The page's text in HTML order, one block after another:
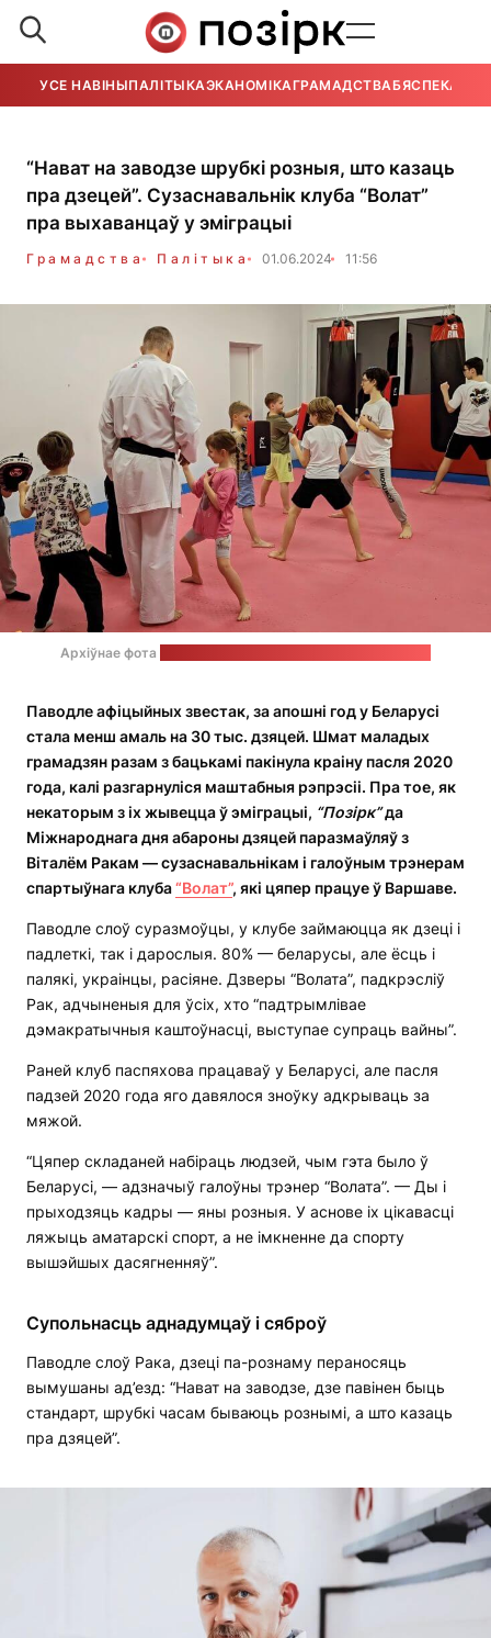
УСЕ НАВІНЫПАЛІТЫКАЭКАНОМІКАГРАМАДСТВАБЯСПЕКА
“Нават на заводзе шрубкі розныя, што казаць
пра дзецей”. Сузаснавальнік клуба “Волат”
пра выхаванцаў у эміграцыі
Грамадства Палітыка 01.06.2024 11:56
Архіўнае фота
Паводле афіцыйных звестак, за апошні год у Беларусі
стала менш амаль на 30 тыс. дзяцей. Шмат маладых
грамадзян разам з бацькамі пакінула краіну пасля 2020
года, калі разгарнуліся маштабныя рэпрэсіі. Пра тое, як
некаторым з іх жывецца ў эміграцыі, “Позірк”да
Міжнароднага дня абароны дзяцей паразмаўляў з
Віталём Ракам — сузаснавальнікам і галоўным трэнерам
спартыўнага клуба“Волат”, які цяпер працуе ў Варшаве.
Паводле слоў суразмоўцы, у клубе займаюцца як дзеці і
падлеткі, так і дарослыя. 80% — беларусы, але ёсць і
палякі, украінцы, расіяне. Дзверы “Волата”, падкрэсліў
Рак, адчыненыя для ўсіх, хто “падтрымлівае
дэмакратычныя каштоўнасці, выступае супраць вайны”.
Раней клуб паспяхова працаваў у Беларусі, але пасля
падзей 2020 года яго давялося зноўку адкрываць за
мяжой.
“Цяпер складаней набіраць людзей, чым гэта было ў
Беларусі, — адзначыў галоўны трэнер “Волата”. — Ды і
прыходзяць кадры — яны розныя. У аснове іх цікавасці
ляжыць аматарскі спорт, а не імкненне да спорту
вышэйшых дасягненняў”.
Супольнасць аднадумцаў і сяброў
Паводле слоў Рака, дзеці па-рознаму пераносяць
вымушаны ад’езд: “Нават на заводзе, дзе павінен быць
стандарт, шрубкі часам бываюць рознымі, а што казаць
пра дзяцей”.